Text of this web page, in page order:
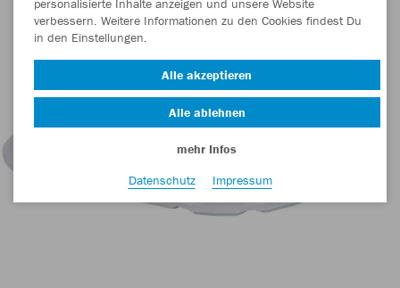
personalisierte Inhalte anzeigen und unsere Website
verbessern. Weitere Informationen zu den Cookies findest Du
in den Einstellungen.
Alle akzeptieren
Alle ablehnen
mehr Infos
Datenschutz
Impressum